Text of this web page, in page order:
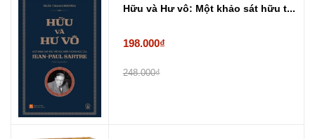
Hữu và Hư vô: Một khảo sát hữu t...
198.000₫
248.000₫